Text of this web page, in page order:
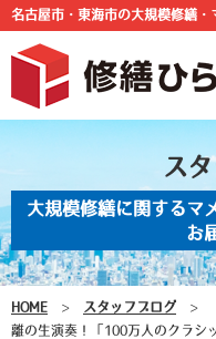
名古屋市・東海市の大規模修繕
ス
大規模修繕に関するマ
お
HOME > スタッフブログ >
離の生演奏！「100万人のクラシ